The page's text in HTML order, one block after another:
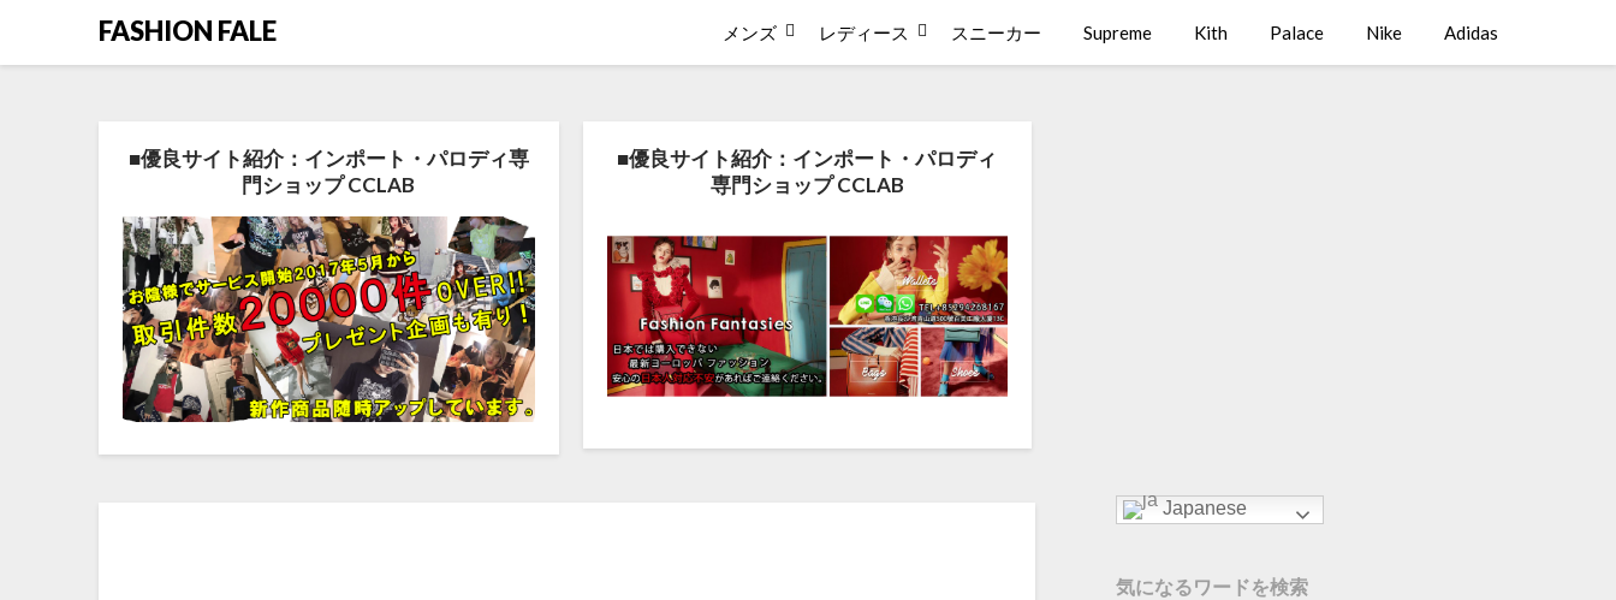
FASHION FALE メンズ レディース スニーカー Supreme Kith Palace Nike Adidas
■優良サイト紹介：インポート・パロディ専
門ショップ CCLAB
■優良サイト紹介：インポート・パロディ
専門ショップ CCLAB
Japanese
気になるワードを検索